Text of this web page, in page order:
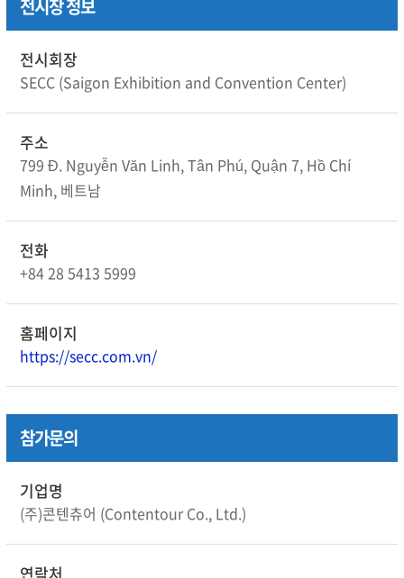
전시장 정보
전시회장
SECC (Saigon Exhibition and Convention Center)
주소
799 Đ. Nguyễn Văn Linh, Tân Phú, Quận 7, Hồ Chí
Minh, 베트남
전화
+84 28 5413 5999
홈페이지
https://secc.com.vn/
참가문의
기업명
(주)콘텐츄어 (Contentour Co., Ltd.)
연락처